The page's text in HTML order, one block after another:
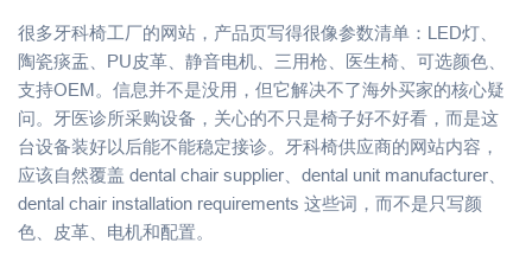
很多牙科椅工厂的网站，产品页写得很像参数清单：LED灯、
陶瓷痰盂、PU皮革、静音电机、三用枪、医生椅、可选颜色、
支持OEM。信息并不是没用，但它解决不了海外买家的核心疑
问。牙医诊所采购设备，关心的不只是椅子好不好看，而是这
台设备装好以后能不能稳定接诊。牙科椅供应商的网站内容，
应该自然覆盖 dental chair supplier、dental unit manufacturer、
dental chair installation requirements 这些词，而不是只写颜
色、皮革、电机和配置。